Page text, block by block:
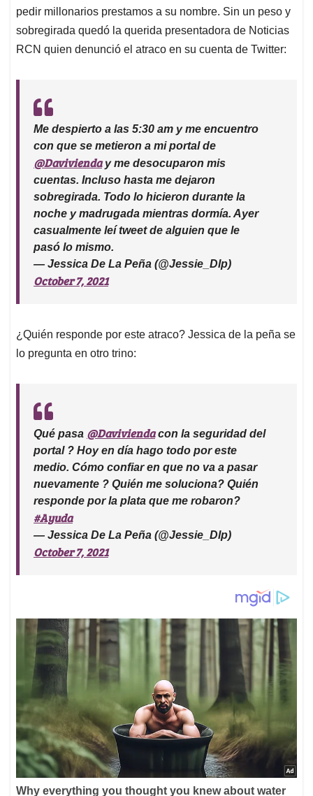
pedir millonarios prestamos a su nombre. Sin un peso y
sobregirada quedó la querida presentadora de Noticias
RCN quien denunció el atraco en su cuenta de Twitter:
Me despierto a las 5:30 am y me encuentro
con que se metieron a mi portal de
@Davivienday me desocuparon mis
cuentas. Incluso hasta me dejaron
sobregirada. Todo lo hicieron durante la
noche y madrugada mientras dormía. Ayer
casualmente leí tweet de alguien que le
pasó lo mismo.
— Jessica De La Peña (@Jessie_Dlp)
October 7, 2021
¿Quién responde por este atraco? Jessica de la peña se
lo pregunta en otro trino:
Qué pasa @Daviviendacon la seguridad del
portal ? Hoy en día hago todo por este
medio. Cómo confiar en que no va a pasar
nuevamente ? Quién me soluciona? Quién
responde por la plata que me robaron?
#Ayuda
— Jessica De La Peña (@Jessie_Dlp)
October 7, 2021